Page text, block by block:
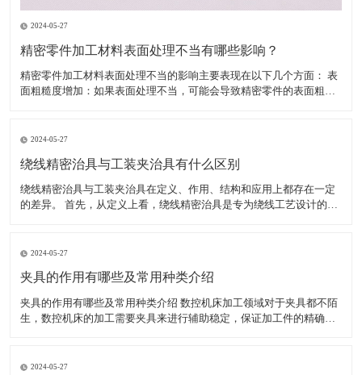
2024-05-27
精密零件加工材料表面处理不当有哪些影响？
精密零件加工材料表面处理不当的影响主要表现在以下几个方面： 表
面粗糙度增加：如果表面处理不当，可能会导致精密零件的表面粗糙
蚀。表面腐蚀会导致零件的外观和性能受损，甚至可能使其无法
2024-05-27
绕线精密治具与工装夹治具有什么区别
绕线精密治具与工装夹治具在定义、作用、结构和应用上都存在一定
的差异。 首先，从定义上看，绕线精密治具是专为绕线工艺设计的工
过程中所用的各种工具的总称，包括刀具、夹具、模具、量具
2024-05-27
夹具的作用有哪些及常用种类介绍
夹具的作用有哪些及常用种类介绍 数控机床加工领域对于夹具都不陌
生，数控机床的加工需要夹具来进行辅助稳定，保证加工件的精确
以及常用的夹具有哪些。 一、夹具的作用有哪些 1、能稳定
2024-05-27